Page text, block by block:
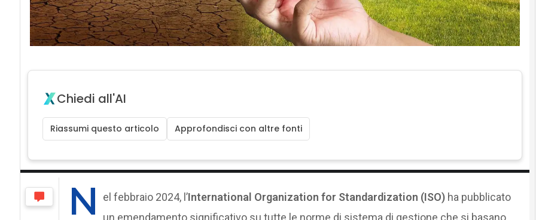
Chiedi all'AI
Riassumi questo articolo Approfondisci con altre fonti
N el febbraio 2024, l’International Organization for Standardization (ISO)ha pubblicato
un emendamento significativo su tutte le norme di sistema di gestione che si basano